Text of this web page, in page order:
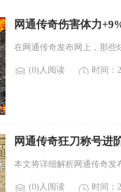
网通传奇伤害体力
在网通传奇发布网上，那些
(0)人阅读 时间：
网通传奇狂刀称号进
本文将详细解析网通传奇发
(0)人阅读 时间：